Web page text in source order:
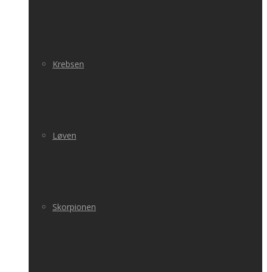
Krebsen
Løven
Skorpionen